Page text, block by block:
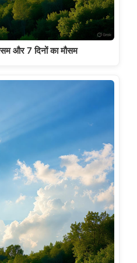
और 7 दिनों का मौसम